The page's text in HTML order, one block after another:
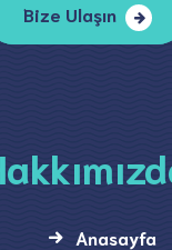
Bize Ulaşın
Anasayfa